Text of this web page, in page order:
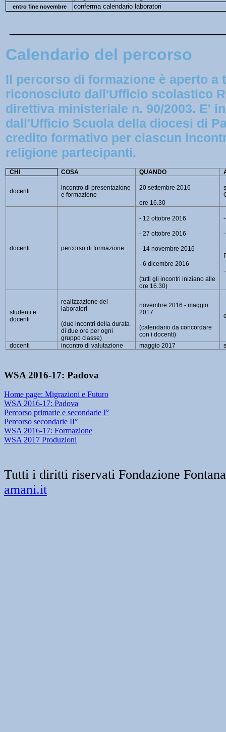
entro fine novembre conferma calendario laboratori
Calendario del percorso
Il percorso di formazione è aperto a
riconosciuto dall'Ufficio scolastico
direttiva ministeriale n. 90/2003. E'
dall'Ufficio Scuola della diocesi di
credito formativo per ciascun
religione partecipanti.
CHI COSA QUANDO
docenti
incontro di presentazione
e formazione
20 settembre 2016
ore 16.30
docenti percorso di formazione
- 12 ottobre 2016
- 27 ottobre 2016
- 14 novembre 2016
- 6 dicembre 2016
(tutti gli incontri iniziano alle
ore 16.30)
studenti e
docenti
realizzazione dei
laboratori
(due incontri della durata
di due ore per ogni
gruppo classe)
novembre 2016 - maggio
2017
(calendario da concordare
con i docenti)
docenti incontro di valutazione maggio 2017
WSA 2016-17: Padova
Home page: Migrazioni e Futuro
WSA 2016-17: Padova
Percorso primarie e secondarie I°
Percorso secondarie II°
WSA 2016-17: Formazione
WSA 2017 Produzioni
Tutti i diritti riservati Fondazione
amani.it